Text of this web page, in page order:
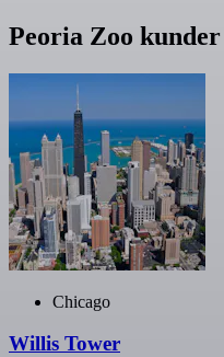
Peoria Zoo
Chicago
Willis Tower